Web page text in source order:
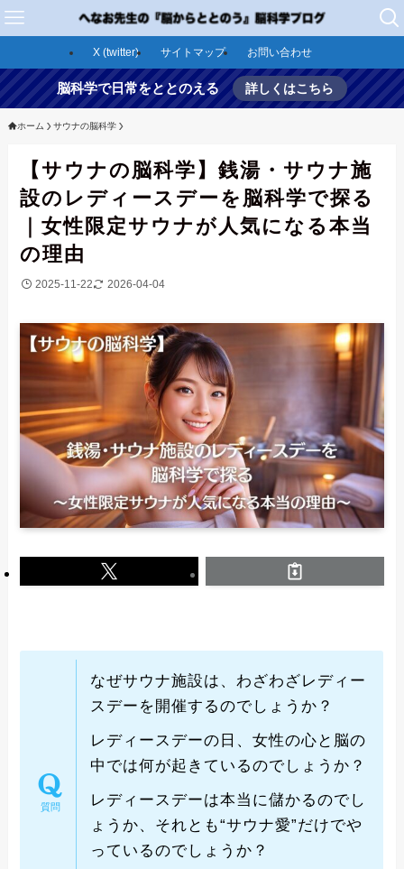
X (twitter) サイトマップ お問い合わせ
脳科学で日常をととのえる 詳しくはこちら
ホーム サウナの脳科学
【サウナの脳科学】銭湯・サウナ施
設のレディースデーを脳科学で探る
｜女性限定サウナが人気になる本当
の理由
2025-11-22 2026-04-04
なぜサウナ施設は、わざわざレディー
スデーを開催するのでしょうか？
レディースデーの日、女性の心と脳の
中では何が起きているのでしょうか？
レディースデーは本当に儲かるのでし
ょうか、それとも“サウナ愛”だけでや
っているのでしょうか？